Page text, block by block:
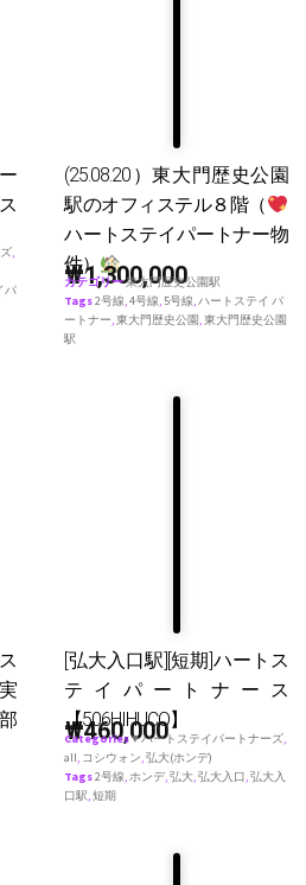
,
パ
(25.08.20）東大門歴史公園
駅のオフィステル８階（
ハートステイパートナー物
件）
₩1,300,000
カテゴリー東大門歴史公園駅
Tags2号線,4号線, 5号線,ハートステイ パ
ートナー,東大門歴史公園 ,東大門歴史公園
駅
[弘大入口駅][短期]ハートス
テイパートナース
【506HIHUCO】
₩460,000
Categories♥ ハートステイパートナーズ,
all, コシウォン,弘大(ホンデ)
Tags2号線,ホンデ,弘大,弘大入口,弘大入
口駅,短期